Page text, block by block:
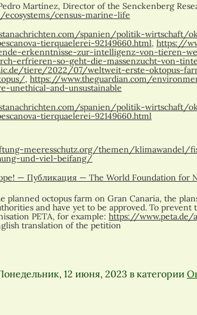
Martínez, Director of the Senckenberg
ecosystems/census-marine-life
spanien/politik-wirtschaft/
tierquaelerei-92149660.html, https://
erkenntnisse-zur-intelligenz-von-tieren-
erfrieren-so-geht-die-massenzucht-von-
tiere/2022/07/weltweit-erste-oktopus-
, https://www.theguardian.com/
unethical-and-unsustainable
spanien/politik-wirtschaft/
tierquaelerei-92149660.html
meeresschutz.org/themen/klimawandel/
und-viel-beifang/
— Публикация — The World Foundation for
planned octopus farm on Gran Canaria, the
and have yet to be approved. To
PETA, for example: https://
translation of the petition
12 июня, 2023 в категории